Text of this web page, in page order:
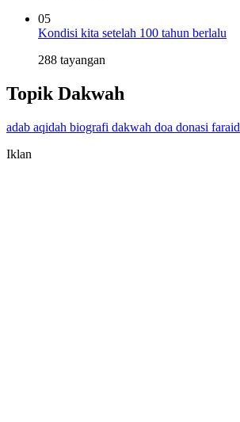
05
Kondisi kita setelah 100 tahun berlalu
288 tayangan
Topik Dakwah
adab aqidah biografi dakwah doa donasi faraid
Iklan